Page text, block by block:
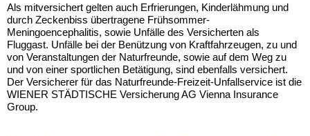
Als mitversichert gelten auch Erfrierungen, Kinderlähmung und
durch Zeckenbiss übertragene Frühsommer-
Meningoencephalitis, sowie Unfälle des Versicherten als
Fluggast. Unfälle bei der Benützung von Kraftfahrzeugen, zu und
von Veranstaltungen der Naturfreunde, sowie auf dem Weg zu
und von einer sportlichen Betätigung, sind ebenfalls versichert.
Der Versicherer für das Naturfreunde-Freizeit-Unfallservice ist die
WIENER STÄDTISCHE Versicherung AG Vienna Insurance
Group.